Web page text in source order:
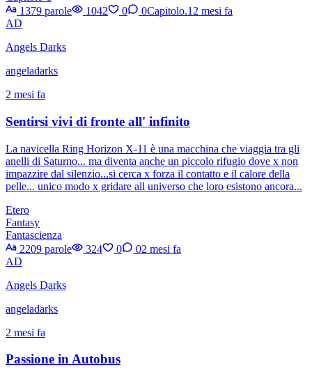
1379 parole
1042 0 0Capitolo.1 2 mesi fa
AD
Angels Darks
angeladarks
2 mesi fa
Sentirsi vivi di fronte all' infinito
La navicella Ring Horizon X-11 è una macchina che viaggia tra gli
anelli di Saturno... ma diventa anche un piccolo rifugio dove x non
impazzire dal silenzio...si cerca x forza il contatto e il calore della
pelle... unico modo x gridare all universo che loro esistono ancora...
Etero
Fantasy
Fantascienza
2209 parole
324 0 02 mesi fa
AD
Angels Darks
angeladarks
2 mesi fa
Passione in Autobus